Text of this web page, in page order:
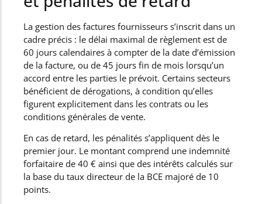
La gestion des factures fournisseurs s’inscrit dans un
cadre précis : le délai maximal de règlement est de
60 jours calendaires à compter de la date d’émission
de la facture, ou de 45 jours fin de mois lorsqu’un
accord entre les parties le prévoit. Certains secteurs
bénéficient de dérogations, à condition qu’elles
figurent explicitement dans les contrats ou les
conditions générales de vente.
En cas de retard, les pénalités s’appliquent dès le
premier jour. Le montant comprend une indemnité
forfaitaire de 40 € ainsi que des intérêts calculés sur
la base du taux directeur de la BCE majoré de 10
points.